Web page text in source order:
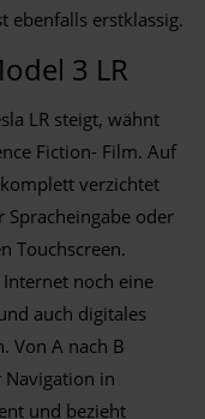
ebenfalls erstklassig.
3 LR
LR steigt, wähnt
Fiction- Film. Auf
verzichtet
Spracheingabe oder
Touchscreen.
noch eine
auch digitales
Von A nach B
Navigation in
und bezieht